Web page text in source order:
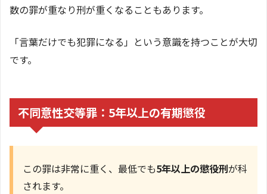
数の罪が重なり刑が重くなることもあります。
「言葉だけでも犯罪になる」という意識を持つことが大切
です。
不同意性交等罪：5年以上の有期懲役
この罪は非常に重く、最低でも5年以上の懲役刑が科
されます。